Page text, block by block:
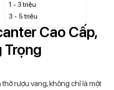
1 - 3 triệu
3 - 5 triệu
Cao Cấp,
Trọng
rượu vang, không chỉ là một